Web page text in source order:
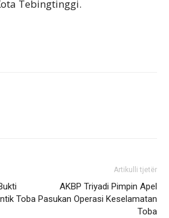
Tebingtinggi.
Toba
Artikulli tjetër
AKBP Triyadi Pimpin Apel
Pasukan Operasi Keselamatan
Toba